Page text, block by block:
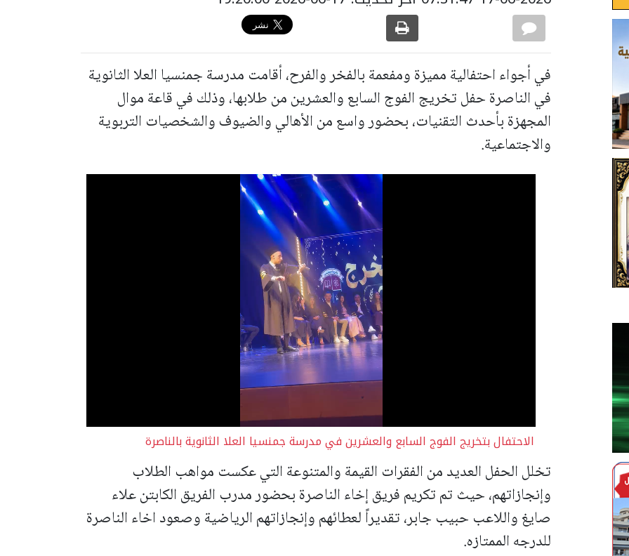
في أجواء احتفالية مميزة ومفعمة بالفخر والفرح، أقامت مدرسة جمنسيا العلا الثانوية
في الناصرة حفل تخريج الفوج السابع والعشرين من طلابها، وذلك في قاعة موال
المجهزة بأحدث التقنيات، بحضور واسع من الأهالي والضيوف والشخصيات التربوية
والاجتماعية.
الاحتفال بتخريج الفوج السابع والعشرين في مدرسة جمنسيا العلا الثانوية بالناصرة
تخلل الحفل العديد من الفقرات القيمة والمتنوعة التي عكست مواهب الطلاب
وإنجازاتهم، حيث تم تكريم فريق إخاء الناصرة بحضور مدرب الفريق الكابتن علاء
صايغ واللاعب حبيب جابر، تقديراً لعطائهم وإنجازاتهم الرياضية وصعود اخاء الناصرة
للدرجه الممتازه.